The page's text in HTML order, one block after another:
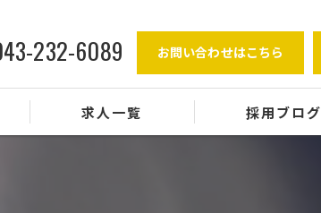
232-6089 お問い合わせはこちら
求人一覧 採用ブログ